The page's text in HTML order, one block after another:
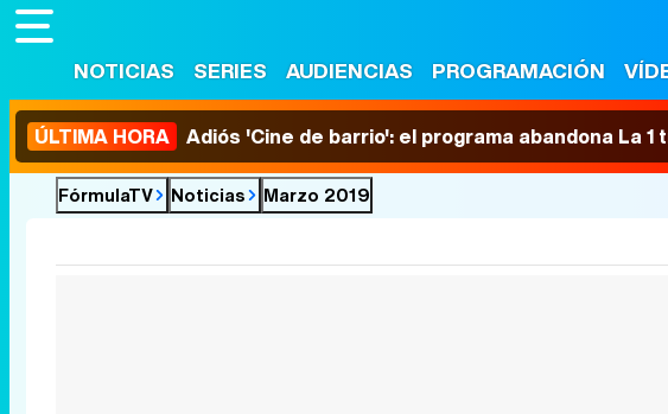
NOTICIAS SERIES AUDIENCIAS PROGRAMACIÓN
ÚLTIMA HORA Adiós 'Cine de barrio': el programa abandona La 1
FórmulaTV Noticias Marzo 2019